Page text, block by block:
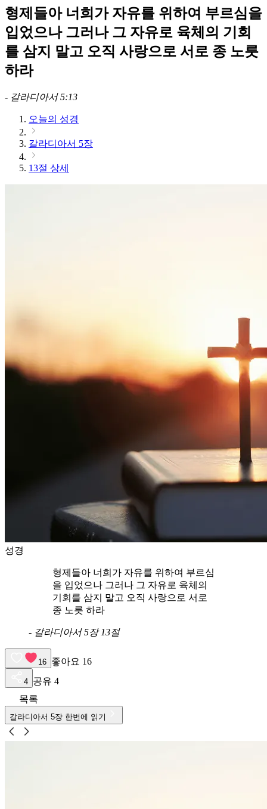
형제들아 너희가 자유를 위하여 부르심을
입었으나 그러나 그 자유로 육체의 기회
를 삼지 말고 오직 사랑으로 서로 종 노릇
하라
- 갈라디아서 5:13
오늘의 성경
갈라디아서 5장
13절 상세
성경
형제들아 너희가 자유를 위하여 부르심
을 입었으나 그러나 그 자유로 육체의
기회를 삼지 말고 오직 사랑으로 서로
종 노릇 하라
- 갈라디아서 5장 13절
16 좋아요 16
4 공유 4
목록
갈라디아서 5장 한번에 읽기